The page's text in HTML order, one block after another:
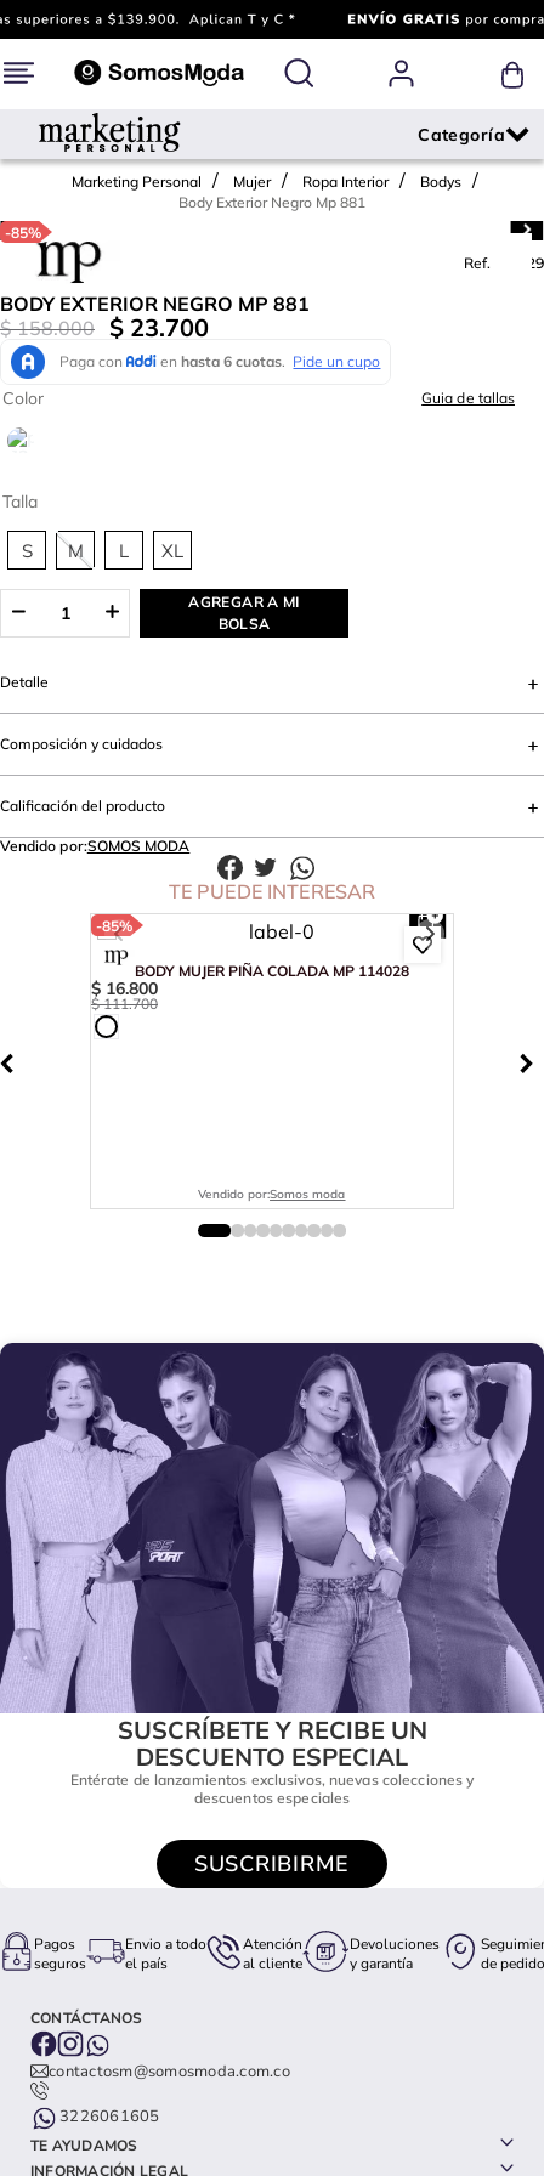
Marketing Personal Mujer Ropa Interior
Bodys
Body Exterior Negro Mp 881
-85%
Ref.
733929
BODY EXTERIOR NEGRO MP 881
$ 158.000 $ 23.700
Talla
S M L XL
Color Guia de tallas
AGREGAR A MI
BOLSA
Detalle
Composición y cuidados
Calificación del producto
Vendido por:SOMOS MODA
TE PUEDE INTERESAR
-85%
BODY MUJER PIÑA COLADA MP 114028
$ 16.800
$ 111.700
Vendido por:Somos moda
SUSCRÍBETE Y RECIBE UN
DESCUENTO ESPECIAL
Entérate de lanzamientos exclusivos, nuevas colecciones y
descuentos especiales
SUSCRIBIRME
Pagos
seguros
Envio a todo
el país
Atención
al cliente
Devoluciones
y garantía
de pedido
CONTÁCTANOS
contactosm@somosmoda.com.co
3226061605
TE AYUDAMOS
INFORMACIÓN LEGAL